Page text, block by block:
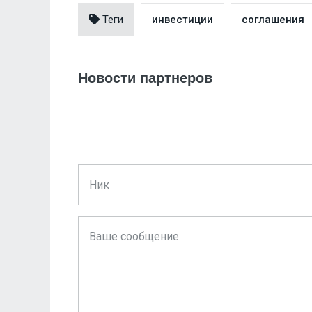
Теги инвестиции соглашения
Новости партнеров